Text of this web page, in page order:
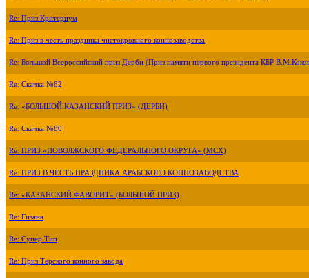
Re: Приз Критериум
Re: Приз в честь праздника чистокровного коннозаводства
Re: Большой Всероссийский приз Дерби (Приз памяти первого президента КБР
Re: Скачка №82
Re: «БОЛЬШОЙ КАЗАНСКИЙ ПРИЗ» (ДЕРБИ)
Re: Скачка №80
Re: ПРИЗ «ПОВОЛЖСКОГО ФЕДЕРАЛЬНОГО ОКРУГА» (МСХ)
Re: ПРИЗ В ЧЕСТЬ ПРАЗДНИКА АРАБСКОГО КОННОЗАВОДСТВА
Re: «КАЗАНСКИЙ ФАВОРИТ» (БОЛЬШОЙ ПРИЗ)
Re: Гизана
Re: Супер Тип
Re: Приз Терского конного завода